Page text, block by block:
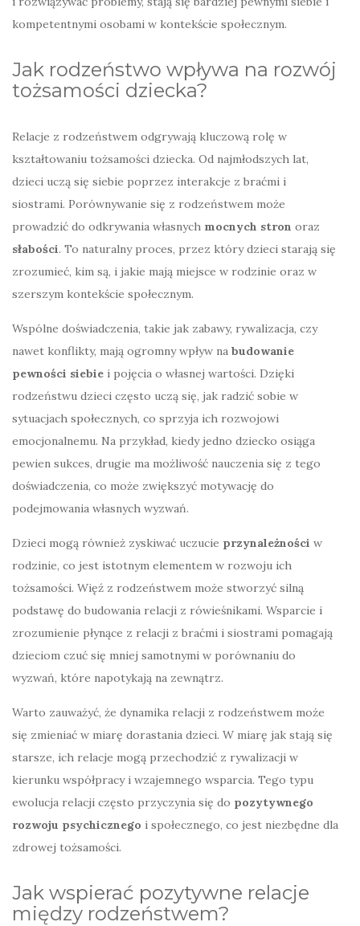
kompetentnymi osobami w kontekście społecznym.
Jak rodzeństwo wpływa na rozwój
tożsamości dziecka?
Relacje z rodzeństwem odgrywają kluczową rolę w
kształtowaniu tożsamości dziecka. Od najmłodszych lat,
dzieci uczą się siebie poprzez interakcje z braćmi i
siostrami. Porównywanie się z rodzeństwem może
prowadzić do odkrywania własnych mocnych stron oraz
słabości. To naturalny proces, przez który dzieci starają się
zrozumieć, kim są, i jakie mają miejsce w rodzinie oraz w
szerszym kontekście społecznym.
Wspólne doświadczenia, takie jak zabawy, rywalizacja, czy
nawet konflikty, mają ogromny wpływ na budowanie
pewności siebie i pojęcia o własnej wartości. Dzięki
rodzeństwu dzieci często uczą się, jak radzić sobie w
sytuacjach społecznych, co sprzyja ich rozwojowi
emocjonalnemu. Na przykład, kiedy jedno dziecko osiąga
pewien sukces, drugie ma możliwość nauczenia się z tego
doświadczenia, co może zwiększyć motywację do
podejmowania własnych wyzwań.
Dzieci mogą również zyskiwać uczucie przynależności w
rodzinie, co jest istotnym elementem w rozwoju ich
tożsamości. Więź z rodzeństwem może stworzyć silną
podstawę do budowania relacji z rówieśnikami. Wsparcie i
zrozumienie płynące z relacji z braćmi i siostrami pomagają
dzieciom czuć się mniej samotnymi w porównaniu do
wyzwań, które napotykają na zewnątrz.
Warto zauważyć, że dynamika relacji z rodzeństwem może
się zmieniać w miarę dorastania dzieci. W miarę jak stają się
starsze, ich relacje mogą przechodzić z rywalizacji w
kierunku współpracy i wzajemnego wsparcia. Tego typu
ewolucja relacji często przyczynia się do pozytywnego
rozwoju psychicznego i społecznego, co jest niezbędne dla
zdrowej tożsamości.
Jak wspierać pozytywne relacje
między rodzeństwem?